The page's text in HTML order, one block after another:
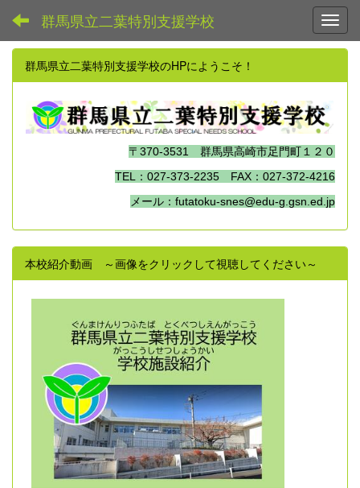
群馬県立二葉特別支援学校
群馬県立二葉特別支援学校のHPにようこそ！
〒370-3531 群馬県高崎市足門町１２０
TEL：027-373-2235 FAX：027-372-4216
メール：futatoku-snes@edu-g.gsn.ed.jp
本校紹介動画 ～画像をクリックして視聴してください～